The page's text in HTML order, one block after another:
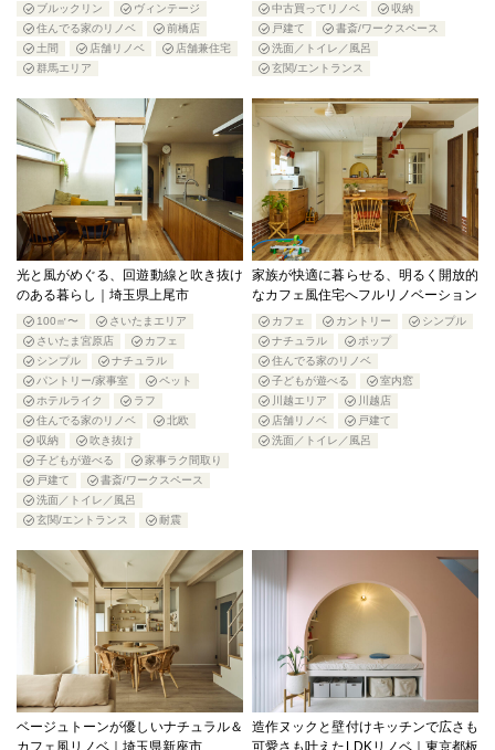
ブルックリン
ヴィンテージ
住んでる家のリノベ
前橋店
土間
店舗リノベ
店舗兼住宅
群馬エリア
中古買ってリノベ
収納
戸建て
書斎/ワークスペース
洗面／トイレ／風呂
玄関/エントランス
光と風がめぐる、回遊動線と吹き抜け
のある暮らし｜埼玉県上尾市
100㎡〜
さいたまエリア
さいたま宮原店
カフェ
シンプル
ナチュラル
パントリー/家事室
ペット
ホテルライク
ラフ
住んでる家のリノベ
北欧
収納
吹き抜け
子どもが遊べる
家事ラク間取り
戸建て
書斎/ワークスペース
洗面／トイレ／風呂
玄関/エントランス
耐震
家族が快適に暮らせる、明るく開放的
なカフェ風住宅へフルリノベーション
カフェ カントリー
シンプル
ナチュラル
ポップ
住んでる家のリノベ
子どもが遊べる
室内窓
川越エリア
川越店
店舗リノベ
戸建て
洗面／トイレ／風呂
ベージュトーンが優しいナチュラル＆
造作ヌックと壁付けキッチンで広さも